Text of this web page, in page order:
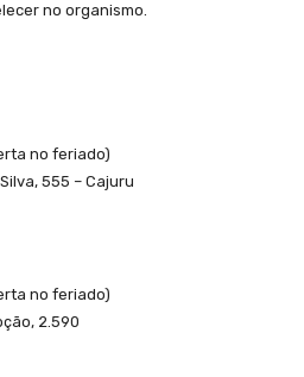
no organismo.
no feriado)
555 – Cajuru
no feriado)
2.590